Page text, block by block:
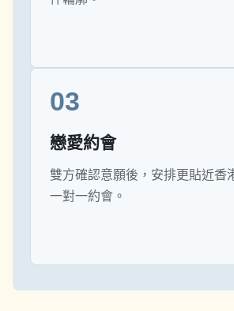
03
戀愛約會
雙方確認意願後，安排更貼近香
一對一約會。